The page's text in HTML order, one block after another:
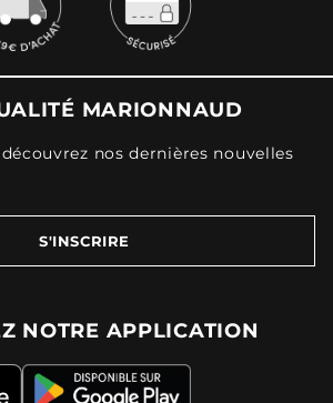
MARIONNAUD
nos dernières nouvelles
S'INSCRIRE
NOTRE APPLICATION